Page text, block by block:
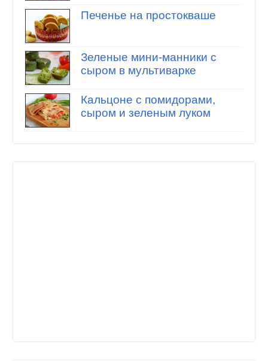
Печенье на простокваше
Зеленые мини-манники с
сыром в мультиварке
Кальцоне с помидорами,
сыром и зеленым луком